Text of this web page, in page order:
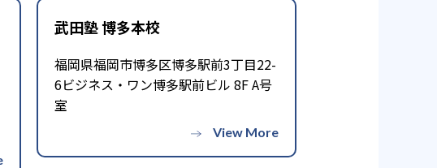
武田塾 博多本校
福岡県福岡市博多区博多駅前3丁目22-
6ビジネス・ワン博多駅前ビル 8F A号
室